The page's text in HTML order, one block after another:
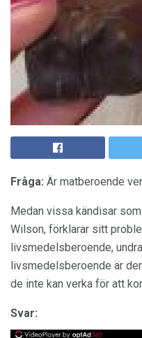
Fråga: Är matberoende
Medan vissa kändisar
Wilson, förklarar sitt
livsmedelsberoende,
livsmedelsberoende är
de inte kan verka för att
Svar: